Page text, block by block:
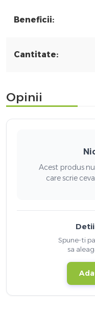
Beneficii:
Cantitate:
Opinii
Acest produs
care scrie
Spune-ti
sa